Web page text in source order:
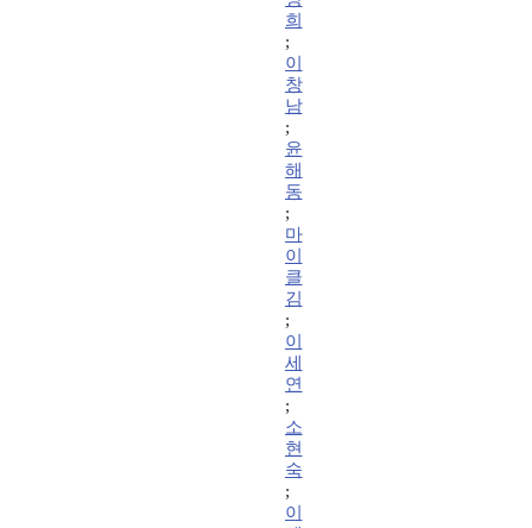
희
;
이
창
남
;
윤
해
동
;
마
이
클
김
;
이
세
연
;
소
현
숙
;
이